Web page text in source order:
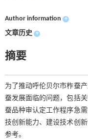
Author information +
文章历史 +
摘要
为了推动呼伦贝尔市柞蚕
蚕发展面临的问题，包括
蚕品种审认定工作程序急
技创新能力、建设技术创
参考。